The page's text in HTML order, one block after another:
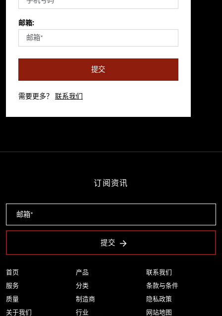
邮箱:
提交
需要更多？ 联系我们
首页
服务
质量
关于我们
产品
分类
制造商
行业
联系我们
条款与条件
隐私政策
网站地图
订阅资讯
提交